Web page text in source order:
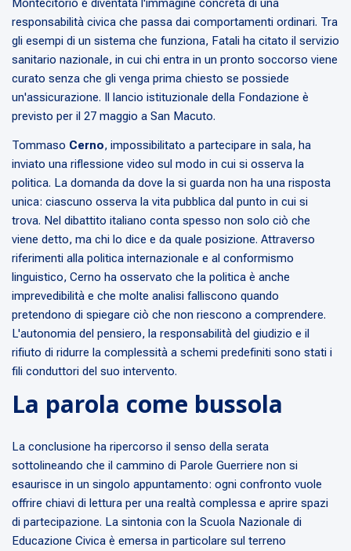
Montecitorio è diventata l'immagine concreta di una
responsabilità civica che passa dai comportamenti ordinari. Tra
gli esempi di un sistema che funziona, Fatali ha citato il servizio
sanitario nazionale, in cui chi entra in un pronto soccorso viene
curato senza che gli venga prima chiesto se possiede
un'assicurazione. Il lancio istituzionale della Fondazione è
previsto per il 27 maggio a San Macuto.
Tommaso Cerno, impossibilitato a partecipare in sala, ha
inviato una riflessione video sul modo in cui si osserva la
politica. La domanda da dove la si guarda non ha una risposta
unica: ciascuno osserva la vita pubblica dal punto in cui si
trova. Nel dibattito italiano conta spesso non solo ciò che
viene detto, ma chi lo dice e da quale posizione. Attraverso
riferimenti alla politica internazionale e al conformismo
linguistico, Cerno ha osservato che la politica è anche
imprevedibilità e che molte analisi falliscono quando
pretendono di spiegare ciò che non riescono a comprendere.
L'autonomia del pensiero, la responsabilità del giudizio e il
rifiuto di ridurre la complessità a schemi predefiniti sono stati i
fili conduttori del suo intervento.
La parola come bussola
La conclusione ha ripercorso il senso della serata
sottolineando che il cammino di Parole Guerriere non si
esaurisce in un singolo appuntamento: ogni confronto vuole
offrire chiavi di lettura per una realtà complessa e aprire spazi
di partecipazione. La sintonia con la Scuola Nazionale di
Educazione Civica è emersa in particolare sul terreno